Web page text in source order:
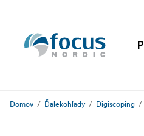
Domov Ďalekohľady Digiscoping